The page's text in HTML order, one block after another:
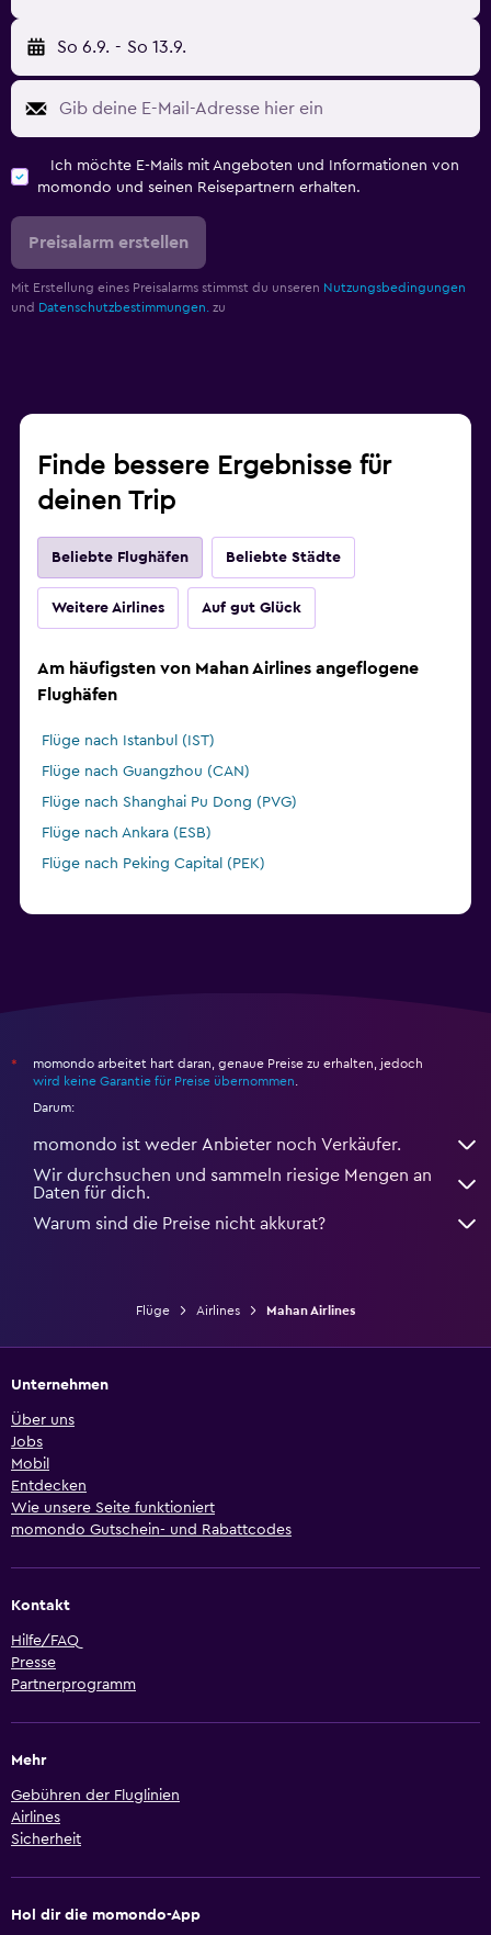
So 6.9. - So 13.9.
Ich möchte E-Mails mit Angeboten und Informationen von
momondo und seinen Reisepartnern erhalten.
Preisalarm erstellen
Mit Erstellung eines Preisalarms stimmst du unseren Nutzungsbedingungen
und Datenschutzbestimmungen. zu
Finde bessere Ergebnisse für
deinen Trip
Beliebte Flughäfen Beliebte Städte
Weitere Airlines Auf gut Glück
Am häufigsten von Mahan Airlines angeflogene
Flughäfen
Flüge nach Istanbul (IST)
Flüge nach Guangzhou (CAN)
Flüge nach Shanghai Pu Dong (PVG)
Flüge nach Ankara (ESB)
Flüge nach Peking Capital (PEK)
*
momondo arbeitet hart daran, genaue Preise zu erhalten, jedoch
wird keine Garantie für Preise übernommen
Darum:
momondo ist weder Anbieter noch Verkäufer.
Wir durchsuchen und sammeln riesige Mengen an
Daten für dich.
Warum sind die Preise nicht akkurat?
Flüge Airlines Mahan Airlines
Unternehmen
Über uns
Jobs
Mobil
Entdecken
Wie unsere Seite funktioniert
momondo Gutschein- und Rabattcodes
Kontakt
Hilfe/FAQ
Presse
Partnerprogramm
Mehr
Gebühren der Fluglinien
Airlines
Sicherheit
Hol dir die momondo-App